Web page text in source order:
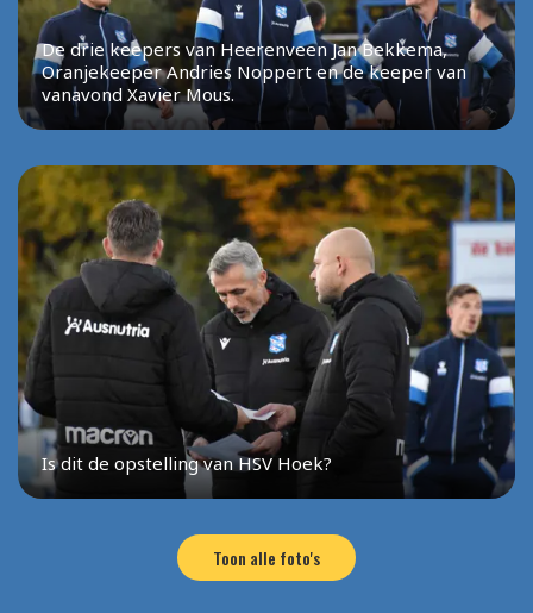
De drie keepers van Heerenveen Jan Bekkema,
Oranjekeeper Andries Noppert en de keeper van
vanavond Xavier Mous.
Is dit de opstelling van HSV Hoek?
Toon alle foto's